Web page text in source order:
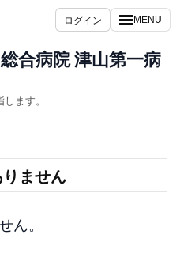
ログイン MENU
合病院 津山第一病
ます。
ません
ん。